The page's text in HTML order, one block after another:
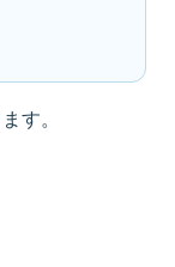
ます。